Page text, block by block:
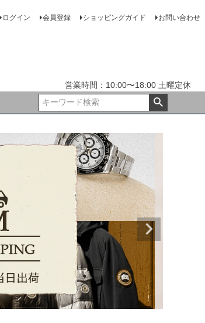
ログイン 会員登録 ショッピングガイド お問い合わせ
営業時間：10:00〜18:00 土曜定休